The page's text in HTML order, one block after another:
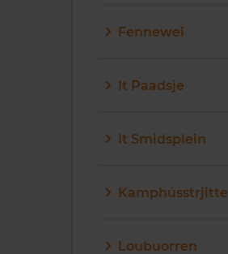
Fennewei
It Paadsje
It Smidsplein
Kamphússtrjitte
Loubuorren